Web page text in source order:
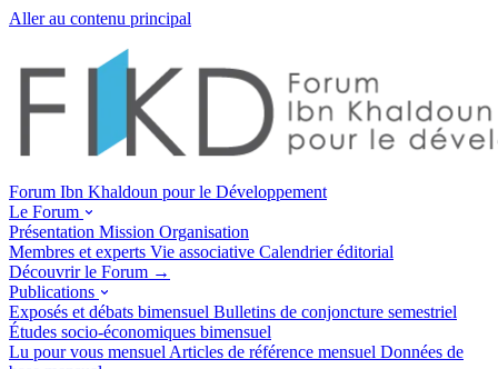
Aller au contenu principal
Forum Ibn Khaldoun pour le Développement
Le Forum
Présentation Mission Organisation
Membres et experts Vie associative Calendrier éditorial
Découvrir le Forum →
Publications
Exposés et débats bimensuel Bulletins de conjoncture semestriel
Études socio-économiques bimensuel
Lu pour vous mensuel Articles de référence mensuel Données de